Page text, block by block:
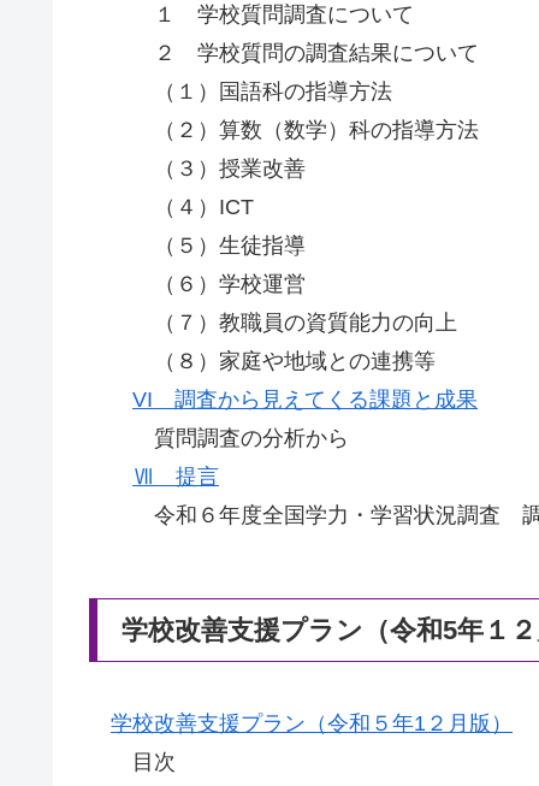
１ 学校質問調査について
２ 学校質問の調査結果について
（１）国語科の指導方法
（２）算数（数学）科の指導方法
（３）授業改善
（４）ICT
（５）生徒指導
（６）学校運営
（７）教職員の資質能力の向上
（８）家庭や地域との連携等
VI 調査から見えてくる課題と成果
質問調査の分析から
Ⅶ 提言
令和６年度全国学力・学習状況調査 調
学校改善支援プラン（令和5年１２
学校改善支援プラン（令和５年1２月版）
目次